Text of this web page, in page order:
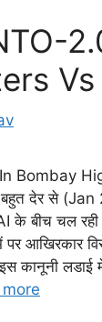
Vs
Bombay
देर से (Jan
बीच चल रही
आखिरकार
कानूनी लडाई